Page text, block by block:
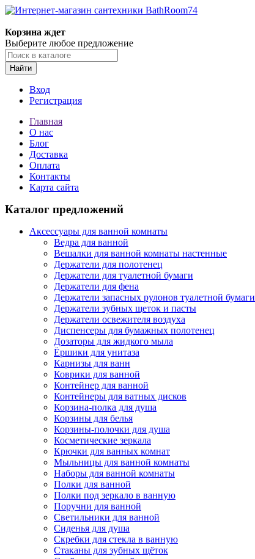
Корзина ждет
Выберите любое предложение
Найти
Вход
Регистрация
Главная
О нас
Блог
Доставка
Оплата
Контакты
Карта сайта
Каталог предложений
Аксессуары для ванной комнаты
Ведра для ванной
Вешалки для ванной комнаты настенные
Держатели для полотенец
Держатели для туалетной бумаги
Держатели для фена
Держатели запасных рулонов туалетной бумаги
Держатели зубных щеток и пасты
Держатели освежителя воздуха
Диспенсеры для бумажных полотенец
Дозаторы для жидкого мыла
Ёршики для унитаза
Карнизы для ванн
Коврики для ванной
Контейнер для ванной
Контейнеры для ватных дисков
Корзина-полка для душа
Корзины для белья
Корзины-полочки для душа
Косметические зеркала
Крючки для ванных комнат
Мыльницы для ванной комнаты
Наборы для ванной комнаты
Полки для ванной
Полки под зеркало в ванную
Поручни для ванной
Светильники для ванной
Сиденья для душа
Скребки для стекла в ванную
Стаканы для зубных щёток